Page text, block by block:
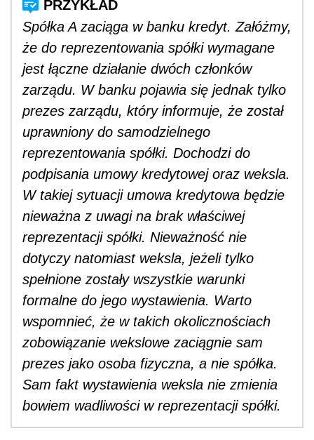
Spółka A zaciąga w banku kredyt. Załóżmy,
że do reprezentowania spółki wymagane
jest łączne działanie dwóch członków
zarządu. W banku pojawia się jednak tylko
prezes zarządu, który informuje, że został
uprawniony do samodzielnego
reprezentowania spółki. Dochodzi do
podpisania umowy kredytowej oraz weksla.
W takiej sytuacji umowa kredytowa będzie
nieważna z uwagi na brak właściwej
reprezentacji spółki. Nieważność nie
dotyczy natomiast weksla, jeżeli tylko
spełnione zostały wszystkie warunki
formalne do jego wystawienia. Warto
wspomnieć, że w takich okolicznościach
zobowiązanie wekslowe zaciągnie sam
prezes jako osoba fizyczna, a nie spółka.
Sam fakt wystawienia weksla nie zmienia
bowiem wadliwości w reprezentacji spółki.